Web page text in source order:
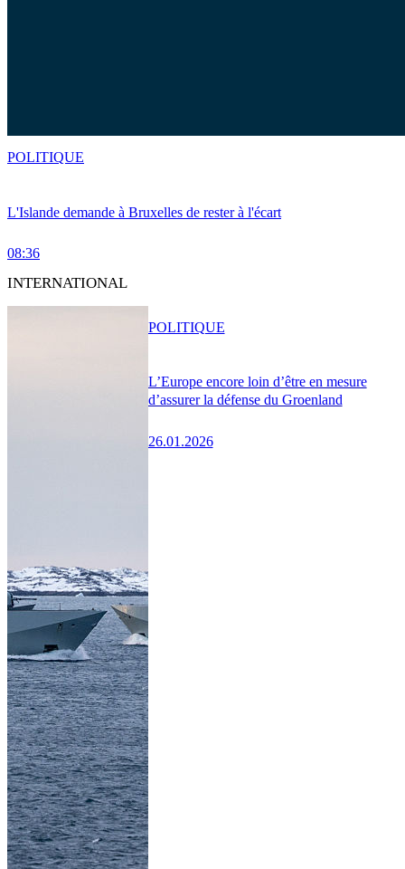
L'Islande demande à Bruxelles de rester à l'écart
08:36
POLITIQUE
INTERNATIONAL
L’Europe encore loin d’être en mesure
d’assurer la défense du Groenland
26.01.2026
POLITIQUE